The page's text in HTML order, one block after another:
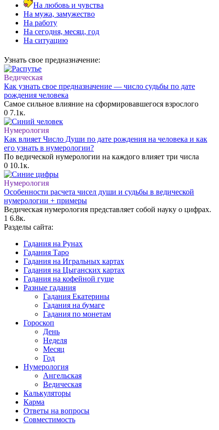
На любовь и чувства
На мужа, замужество
На работу
На сегодня, месяц, год
На ситуацию
Узнать свое предназначение:
Ведическая
Как узнать свое предназначение — число судьбы по дате
рождения человека
Самое сильное влияние на сформировавшегося взрослого
0 7.1к.
Нумерология
Как влияет Число Души по дате рождения на человека и как
его узнать в нумерологии?
По ведической нумерологии на каждого влияет три числа
0 10.1к.
Нумерология
Особенности расчета чисел души и судьбы в ведической
нумерологии + примеры
Ведическая нумерология представляет собой науку о цифрах.
1 6.8к.
Разделы сайта:
Гадания на Рунах
Гадания Таро
Гадания на Игральных картах
Гадания на Цыганских картах
Гадания на кофейной гуще
Разные гадания
Гадания Екатерины
Гадания на бумаге
Гадания по монетам
Гороскоп
День
Неделя
Месяц
Год
Нумерология
Ангельская
Ведическая
Калькуляторы
Карма
Ответы на вопросы
Совместимость